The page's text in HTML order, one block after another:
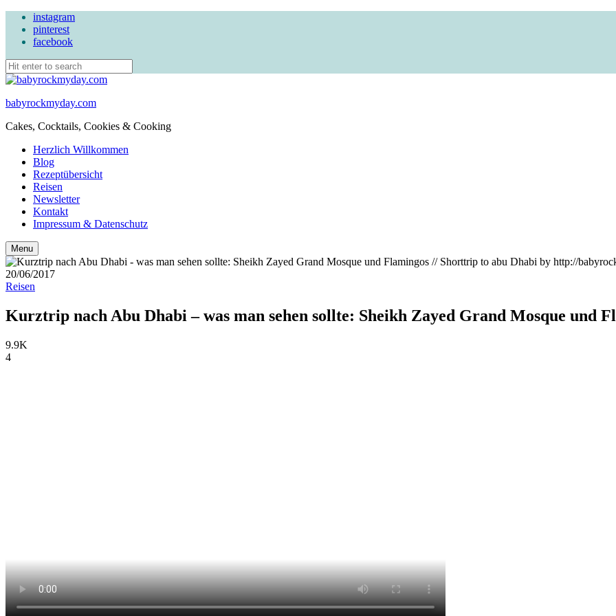
instagram
pinterest
facebook
babyrockmyday.com
Cakes, Cocktails, Cookies & Cooking
Herzlich Willkommen
Blog
Rezeptübersicht
Reisen
Newsletter
Kontakt
Impressum & Datenschutz
Search
Menu
20/06/2017
Reisen
Kurztrip nach Abu Dhabi – was man sehen sollte: Sheikh Zayed Grand Mosque und
9.9K
4